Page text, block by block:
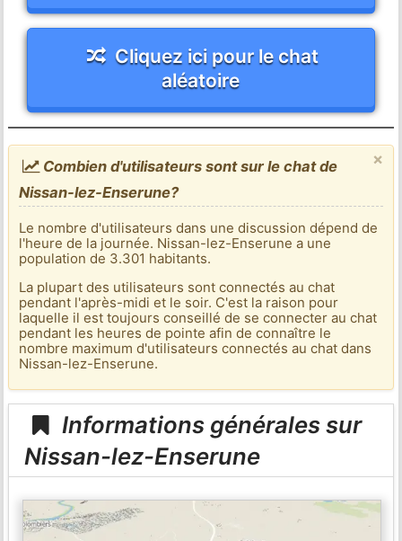
Cliquez ici pour le chat
aléatoire
×
Combien d'utilisateurs sont sur le chat de
Nissan-lez-Enserune?
Le nombre d'utilisateurs dans une discussion dépend de
l'heure de la journée. Nissan-lez-Enserune a une
population de 3.301 habitants.
La plupart des utilisateurs sont connectés au chat
pendant l'après-midi et le soir. C'est la raison pour
laquelle il est toujours conseillé de se connecter au chat
pendant les heures de pointe afin de connaître le
nombre maximum d'utilisateurs connectés au chat dans
Nissan-lez-Enserune.
Informations générales sur
Nissan-lez-Enserune